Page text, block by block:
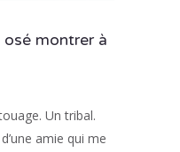
osé montrer à
Un tribal.
d’une amie qui me